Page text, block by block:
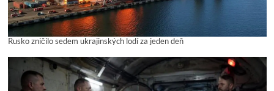
Rusko zničilo sedem ukrajinských lodí za jeden deň